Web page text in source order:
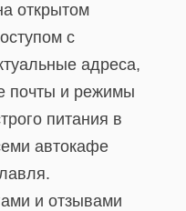
открытом
с
адреса,
почты и режимы
питания в
автокафе
и отзывами